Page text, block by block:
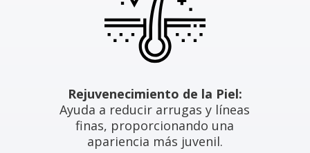
Rejuvenecimiento de la Piel:
Ayuda a reducir arrugas y líneas
finas, proporcionando una
apariencia más juvenil.